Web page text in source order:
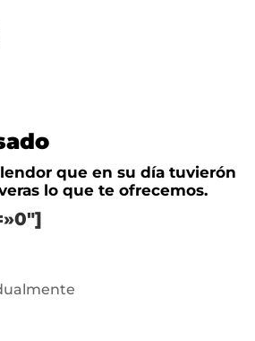
que en su día tuvierón
lo que te ofrecemos.